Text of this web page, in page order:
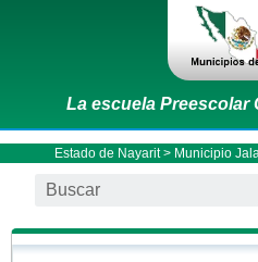
La escuela
Estado de Nayarit> Municipio Jala